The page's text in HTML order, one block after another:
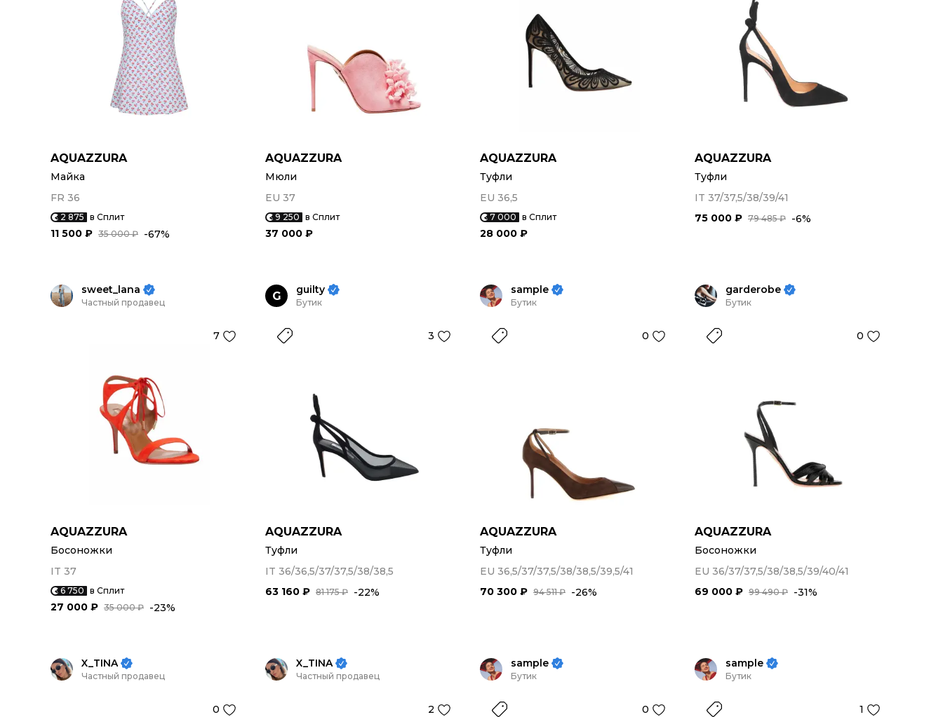
AQUAZZURA
Майка
FR 36
2 875 в Сплит
35 000 ₽
11 500 ₽ -67%
AQUAZZURA
Мюли
EU 37
9 250 в Сплит
37 000 ₽
AQUAZZURA
Туфли
EU 36,5
7 000 в Сплит
28 000 ₽
AQUAZZURA
Туфли
IT 37/37,5/38/39/41
79 485 ₽
75 000 ₽ -6%
sweet_lana
Частный продавец
7
AQUAZZURA
Босоножки
IT 37
6 750 в Сплит
35 000 ₽
27 000 ₽ -23%
G guilty
Бутик
3
AQUAZZURA
Туфли
IT 36/36,5/37/37,5/38/38,5
81 175 ₽
63 160 ₽ -22%
sample
Бутик
0
AQUAZZURA
Туфли
EU 36,5/37/37,5/38/38,5/39,5/41
94 511 ₽
70 300 ₽ -26%
garderobe
Бутик
0
AQUAZZURA
Босоножки
EU 36/37/37,5/38/38,5/39/40/41
99 490 ₽
69 000 ₽ -31%
X_TINA
Частный продавец
0
X_TINA
Частный продавец
2
sample
Бутик
0
sample
Бутик
1